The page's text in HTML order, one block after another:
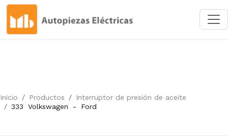
Inicio Productos
Interruptor de presión de aceite
333
Volkswagen - Ford